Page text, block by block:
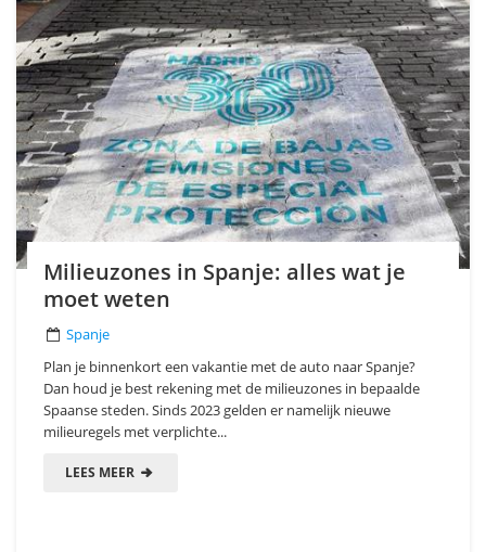
Milieuzones in Spanje: alles wat je
moet weten
Spanje
Plan je binnenkort een vakantie met de auto naar Spanje?
Dan houd je best rekening met de milieuzones in bepaalde
Spaanse steden. Sinds 2023 gelden er namelijk nieuwe
milieuregels met verplichte...
LEES MEER